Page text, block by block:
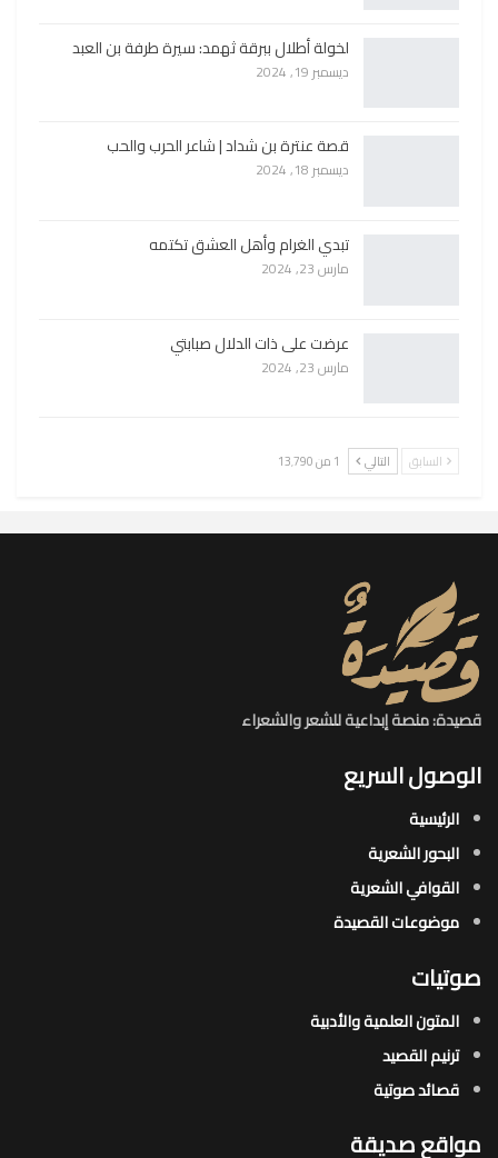
لخولة أطلال ببرقة ثهمد: سيرة طرفة بن العبد
ديسمبر 19, 2024
قصة عنترة بن شداد | شاعر الحرب والحب
ديسمبر 18, 2024
تبدي الغرام وأهل العشق تكتمه
مارس 23, 2024
عرضت على ذات الدلال صبابتي
مارس 23, 2024
السابق التالي 1 من 13٬790
قصيدة: منصة إبداعية للشعر والشعراء
الوصول السريع
الرئيسية
البحور الشعرية​
القوافي الشعرية​
موضوعات القصيدة​
صوتيات
المتون العلمية والأدبية
ترنيم القصيد
قصائد صوتية
مواقع صديقة